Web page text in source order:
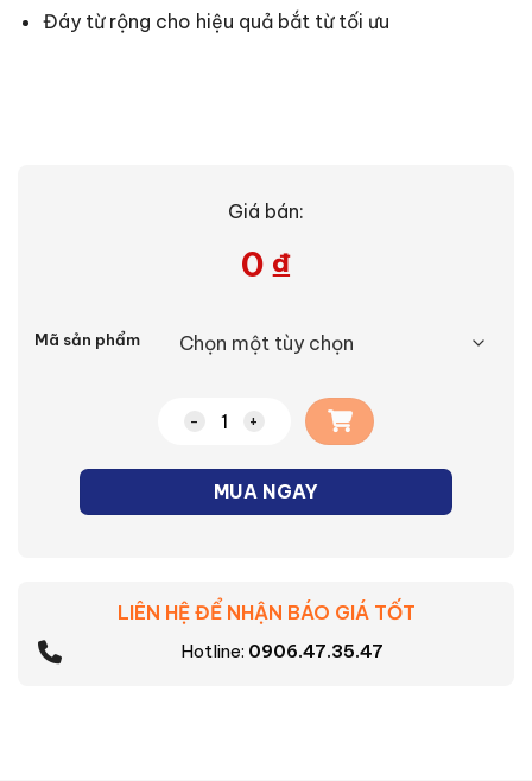
Đáy từ rộng cho hiệu quả bắt từ tối ưu
Giá bán:
0 ₫
Mã sản phẩm
Chảo chiên Tefal Primary E3090 số
MUA NGAY
LIÊN HỆ ĐỂ NHẬN BÁO GIÁ TỐT
Hotline: 0906.47.35.47